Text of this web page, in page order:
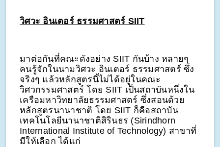
วิศวะ อินเตอร์ ธรรมศาสตร์ SIIT
มาต่อกันที่คณะดังอย่าง SIIT กันบ้าง หลายๆ
คนรู้จักในนามวิศวะ อินเตอร์ ธรรมศาสตร์ ซึ่ง
จริงๆ แล้วหลักสูตรนี้ไม่ได้อยู่ในคณะ
วิศวกรรมศาสตร์ โดย SIIT เป็นสถาบันหนึ่งใน
เครือมหาวิทยาลัยธรรมศาสตร์ ซึ่งสอนด้วย
หลักสูตรนานาชาติ โดย SIIT ก็คือสถาบัน
เทคโนโลยีนานาชาติสิรินธร (Sirindhorn
International Institute of Technology) สาขาที่
มีให้เลือก ได้แก่